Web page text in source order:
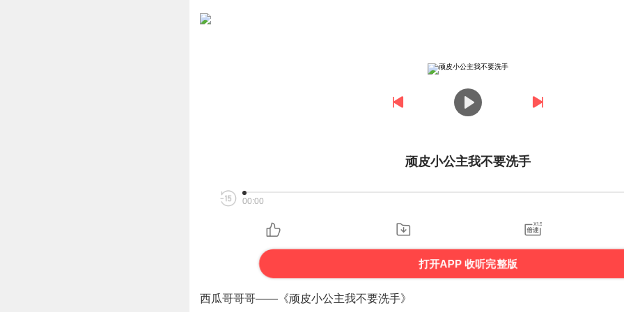
顽皮小公主我不要洗手
00:00
打开APP 收听完整版
西瓜哥哥哥——《顽皮小公主我不要洗手》